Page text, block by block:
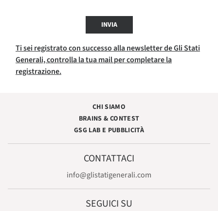
INVIA
Ti sei registrato con successo alla newsletter de Gli Stati
Generali, controlla la tua mail per completare la
registrazione.
CHI SIAMO
BRAINS & CONTEST
GSG LAB E PUBBLICITÀ
CONTATTACI
info@glistatigenerali.com
SEGUICI SU